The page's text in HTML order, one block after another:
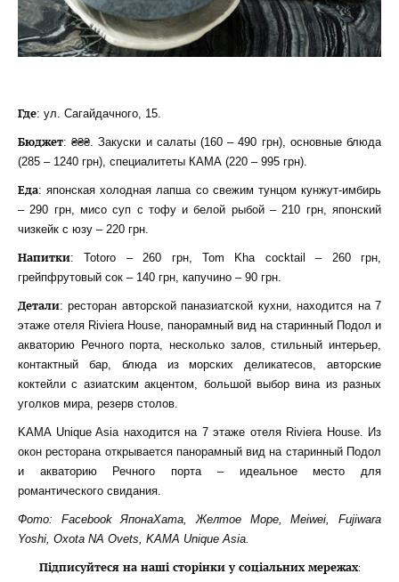
Где: ул. Сагайдачного, 15.
Бюджет: ₴₴₴. Закуски и салаты (160 – 490 грн), основные блюда
(285 – 1240 грн), специалитеты КАМА (220 – 995 грн).
Еда: японская холодная лапша со свежим тунцом кунжут-имбирь
– 290 грн, мисо суп с тофу и белой рыбой – 210 грн, японский
чизкейк с юзу – 220 грн.
Напитки: Totoro – 260 грн, Tom Kha cocktail – 260 грн,
грейпфрутовый сок – 140 грн, капучино – 90 грн.
Детали: ресторан авторской паназиатской кухни, находится на 7
этаже отеля Riviera House, панорамный вид на старинный Подол и
акваторию Речного порта, несколько залов, стильный интерьер,
контактный бар, блюда из морских деликатесов, авторские
коктейли с азиатским акцентом, большой выбор вина из разных
уголков мира, резерв столов.
KAMA Unique Asia находится на 7 этаже отеля Riviera House. Из
окон ресторана открывается панорамный вид на старинный Подол
и акваторию Речного порта – идеальное место для
романтического свидания.
Фото: Facebook ЯпонаХата, Желтое Море, Meiwei, Fujiwara
Yoshi, Oxota NA Ovets, KAMA Unique Asia.
Підписуйтеся на наші сторінки у соціальних мережах: